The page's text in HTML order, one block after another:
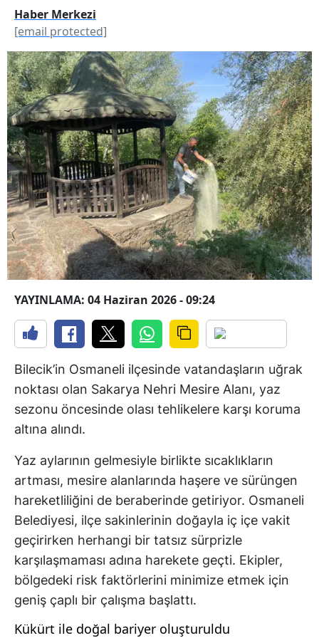
Haber Merkezi
[email protected]
YAYINLAMA: 04 Haziran 2026 - 09:24
Bilecik’in Osmaneli ilçesinde vatandaşların uğrak
noktası olan Sakarya Nehri Mesire Alanı, yaz
sezonu öncesinde olası tehlikelere karşı koruma
altına alındı.
Yaz aylarının gelmesiyle birlikte sıcaklıkların
artması, mesire alanlarında haşere ve sürüngen
hareketliliğini de beraberinde getiriyor. Osmaneli
Belediyesi, ilçe sakinlerinin doğayla iç içe vakit
geçirirken herhangi bir tatsız sürprizle
karşılaşmaması adına harekete geçti. Ekipler,
bölgedeki risk faktörlerini minimize etmek için
geniş çaplı bir çalışma başlattı.
Kükürt ile doğal bariyer oluşturuldu